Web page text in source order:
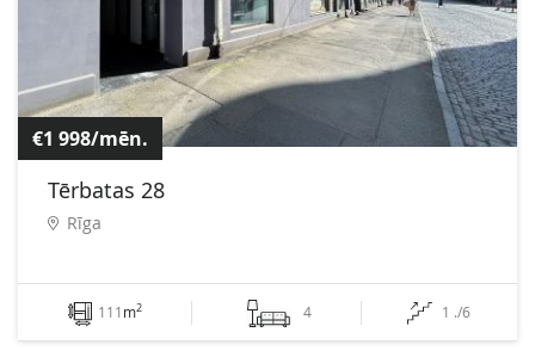
€1 998/mēn.
Tērbatas 28
Rīga
111m2 4 1 ./6